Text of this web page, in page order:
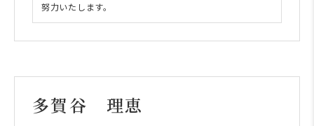
努力いたします。
多賀谷 理恵